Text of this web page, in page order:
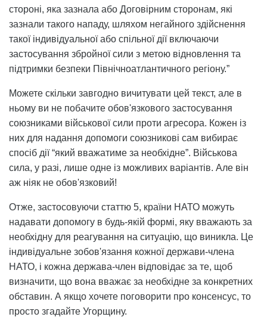
стороні, яка зазнала або Договірним сторонам, які
зазнали такого нападу, шляхом негайного здійснення
такої індивідуальної або спільної дії включаючи
застосування збройної сили з метою відновлення та
підтримки безпеки Північноатлантичного регіону.”
Можете скільки завгодно вичитувати цей текст, але в
ньому ви не побачите обов'язкового застосування
союзниками військової сили проти агресора. Кожен із
них для надання допомоги союзникові сам вибирає
спосіб дії “який вважатиме за необхідне”. Військова
сила, у разі, лише одне із можливих варіантів. Але він
аж ніяк не обов'язковий!
Отже, застосовуючи статтю 5, країни НАТО можуть
надавати допомогу в будь-якій формі, яку вважають за
необхідну для реагування на ситуацію, що виникла. Це
індивідуальне зобов'язання кожної держави-члена
НАТО, і кожна держава-член відповідає за те, щоб
визначити, що вона вважає за необхідне за конкретних
обставин. А якщо хочете поговорити про консенсус, то
просто згадайте Угорщину.